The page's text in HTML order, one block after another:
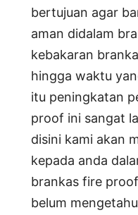
bertujuan agar
aman didalam
kebakaran
hingga waktu
itu peningkatan
proof ini sangat
disini kami akan
kepada anda
brankas fire
belum